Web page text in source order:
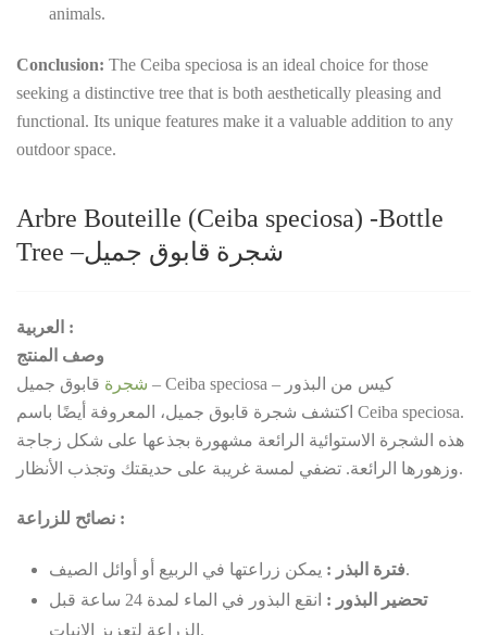
animals.
Conclusion: The Ceiba speciosa is an ideal choice for those
seeking a distinctive tree that is both aesthetically pleasing and
functional. Its unique features make it a valuable addition to any
outdoor space.
Arbre Bouteille (Ceiba speciosa) -Bottle
Tree –
شجرة قابوق جميل
العربية :
وصف المنتج
شجرة
قابوق جميل – Ceiba speciosa – كيس من البذور
اكتشف شجرة قابوق جميل، المعروفة أيضًا باسم Ceiba speciosa.
هذه الشجرة الاستوائية الرائعة مشهورة بجذعها على شكل زجاجة
وزهورها الرائعة. تضفي لمسة غريبة على حديقتك وتجذب الأنظار.
نصائح للزراعة :
فترة البذر :يمكن زراعتها في الربيع أو أوائل الصيف.
تحضير البذور :
انقع البذور في الماء لمدة 24 ساعة قبل
الزراعة لتعزيز الإنبات.